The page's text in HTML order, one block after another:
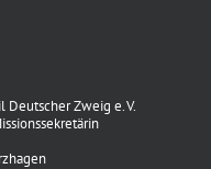
Deutscher Zweig e. V.